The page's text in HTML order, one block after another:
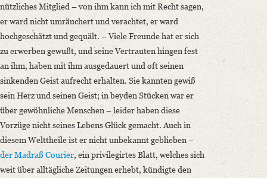
nützliches Mitglied – von ihm kann ich mit Recht sagen,
er ward nicht umräuchert und verachtet, er ward
hochgeschätzt und gequält. – Viele Freunde hat er sich
zu erwerben gewußt, und seine Vertrauten hingen fest
an ihm, haben mit ihm ausgedauert und oft seinen
sinkenden Geist aufrecht erhalten. Sie kannten gewiß
sein Herz und seinen Geist; in beyden Stücken war er
über gewöhnliche Menschen – leider haben diese
Vorzüge nicht seines Lebens Glück gemacht. Auch in
diesem Welttheile ist er nicht unbekannt geblieben –
der Madraß Courier, ein privilegirtes Blatt, welches sich
weit über alltägliche Zeitungen erhebt, kündigte den